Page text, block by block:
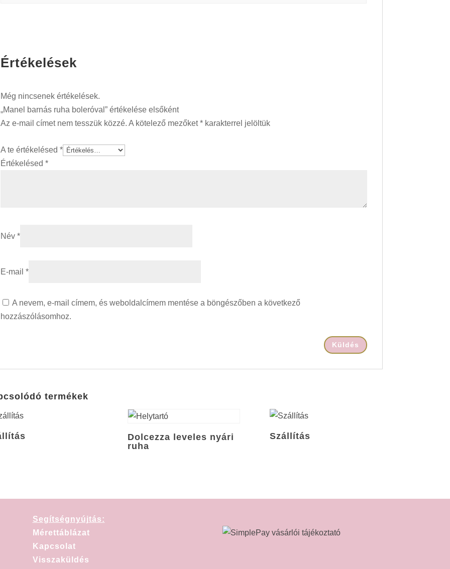
Értékelések
Még nincsenek értékelések.
„Manel barnás ruha boleróval” értékelése elsőként
Az e-mail címet nem tesszük közzé. A kötelező mezőket*karakterrel jelöltük
A te értékelésed *
Értékelésed *
Név *
E-mail *
A nevem, e-mail címem, és weboldalcímem mentése a böngészőben a következő
hozzászólásomhoz.
termékek
Dolcezza leveles nyári
ruha
Szállítás
Segítségnyújtás:
Mérettáblázat
Kapcsolat
Visszaküldés